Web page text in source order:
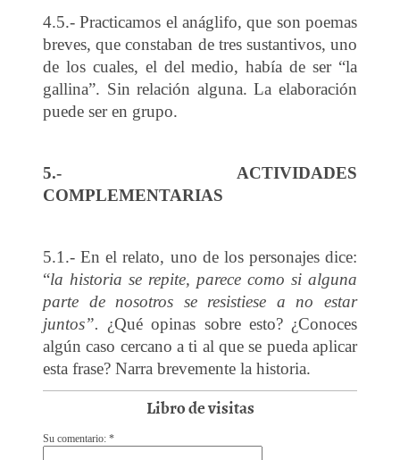
4.5.- Practicamos el anáglifo, que son poemas
breves, que constaban de tres sustantivos, uno
de los cuales, el del medio, había de ser “la
gallina”. Sin relación alguna. La elaboración
puede ser en grupo.
5.- ACTIVIDADES
COMPLEMENTARIAS
5.1.- En el relato, uno de los personajes dice:
“la historia se repite, parece como si alguna
parte de nosotros se resistiese a no estar
juntos”. ¿Qué opinas sobre esto? ¿Conoces
algún caso cercano a ti al que se pueda aplicar
esta frase? Narra brevemente la historia.
Libro de visitas
Su comentario: *